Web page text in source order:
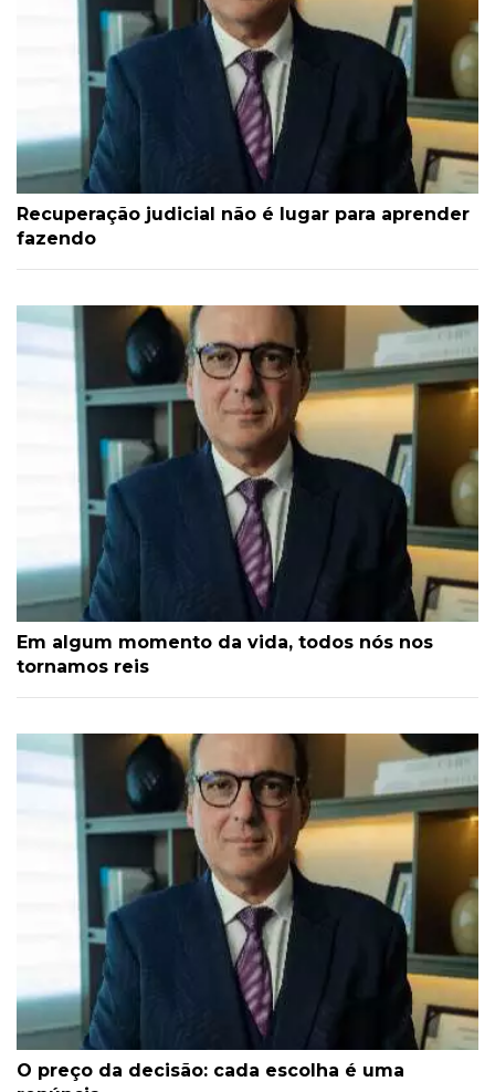
Recuperação judicial não é lugar para aprender
fazendo
Em algum momento da vida, todos nós nos
tornamos reis
O preço da decisão: cada escolha é uma